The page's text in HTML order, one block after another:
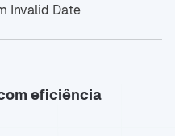
Invalid Date
eficiência